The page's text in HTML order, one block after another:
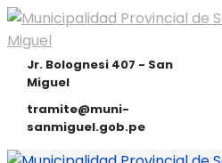
Jr. Bolognesi 407 - San
Miguel
tramite@muni-
sanmiguel.gob.pe